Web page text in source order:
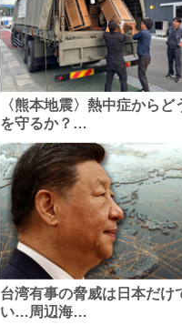
〈熊本地震〉熱中症からど
を守るか？…
台湾有事の脅威は日本だけ
い…周辺海…